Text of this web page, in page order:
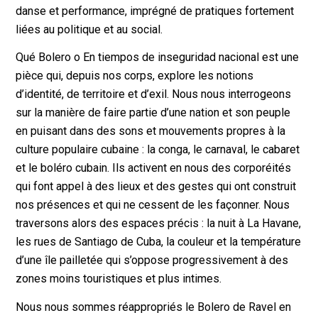
danse et performance, imprégné de pratiques fortement
liées au politique et au social.
Qué Bolero o En tiempos de inseguridad nacional est une
pièce qui, depuis nos corps, explore les notions
d’identité, de territoire et d’exil. Nous nous interrogeons
sur la manière de faire partie d’une nation et son peuple
en puisant dans des sons et mouvements propres à la
culture populaire cubaine : la conga, le carnaval, le cabaret
et le boléro cubain. Ils activent en nous des corporéités
qui font appel à des lieux et des gestes qui ont construit
nos présences et qui ne cessent de les façonner. Nous
traversons alors des espaces précis : la nuit à La Havane,
les rues de Santiago de Cuba, la couleur et la température
d’une île pailletée qui s’oppose progressivement à des
zones moins touristiques et plus intimes.
Nous nous sommes réappropriés le Bolero de Ravel en